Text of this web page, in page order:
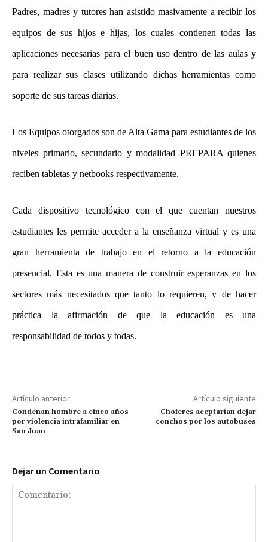
Padres, madres y tutores han asistido masivamente a recibir los
equipos de sus hijos e hijas, los cuales contienen todas las
aplicaciones necesarias para el buen uso dentro de las aulas y
para realizar sus clases utilizando dichas herramientas como
soporte de sus tareas diarias.
Los Equipos otorgados son de Alta Gama para estudiantes de los
niveles primario, secundario y modalidad PREPARA quienes
reciben tabletas y netbooks respectivamente.
Cada dispositivo tecnológico con el que cuentan nuestros
estudiantes les permite acceder a la enseñanza virtual y es una
gran herramienta de trabajo en el retorno a la educación
presencial. Esta es una manera de construir esperanzas en los
sectores más necesitados que tanto lo requieren, y de hacer
práctica la afirmación de que la educación es una
responsabilidad de todos y todas.
Artículo anterior
Condenan hombre a cinco años
por violencia intrafamiliar en
San Juan
Artículo siguiente
Choferes aceptarían dejar
conchos por los autobuses
Dejar un Comentario